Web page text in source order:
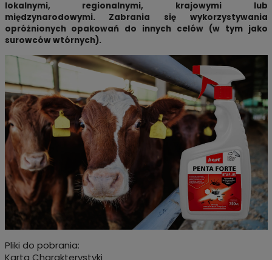
lokalnymi, regionalnymi, krajowymi lub
międzynarodowymi. Zabrania się wykorzystywania
opróżnionych opakowań do innych celów (w tym jako
surowców wtórnych).
Pliki do pobrania:
Karta Charakterystyki